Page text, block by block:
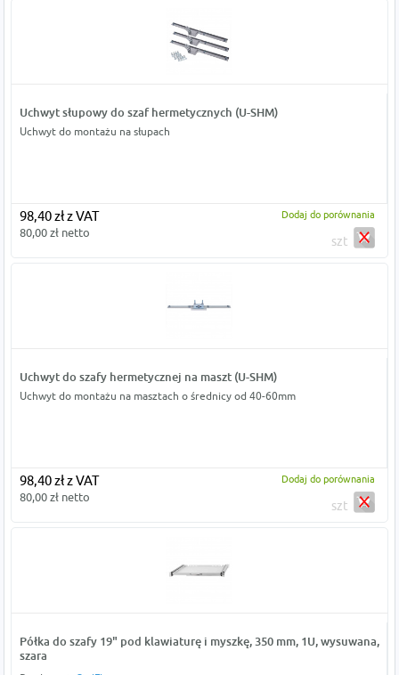
Uchwyt słupowy do szaf hermetycznych (U-SHM)
Uchwyt do montażu na słupach
98,40 zł z VAT
80,00 zł netto
Dodaj do porównania
szt
Uchwyt do szafy hermetycznej na maszt (U-SHM)
Uchwyt do montażu na masztach o średnicy od 40-60mm
98,40 zł z VAT
80,00 zł netto
Dodaj do porównania
szt
Półka do szafy 19" pod klawiaturę i myszkę, 350 mm, 1U, wysuwana,
szara